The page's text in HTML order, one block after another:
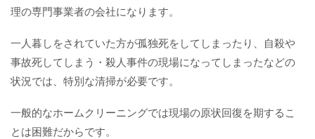
理の専門事業者の会社になります。
一人暮しをされていた方が孤独死をしてしまったり、自殺や
事故死してしまう・殺人事件の現場になってしまったなどの
状況では、特別な清掃が必要です。
一般的なホームクリーニングでは現場の原状回復を期するこ
とは困難だからです。